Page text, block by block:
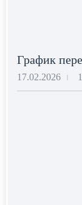
График
17.02.2026 |